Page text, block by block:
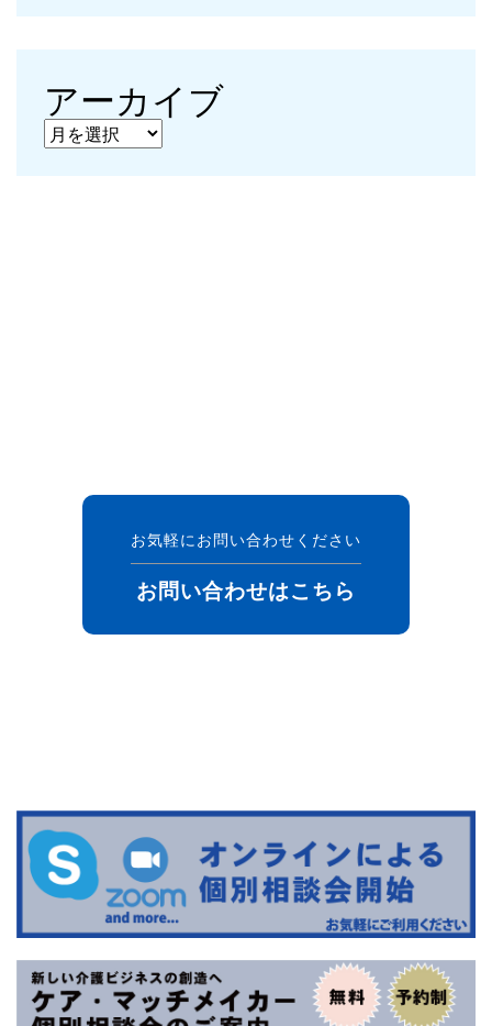
アーカイブ
アーカイブ
お気軽にお問い合わせください
お問い合わせはこちら